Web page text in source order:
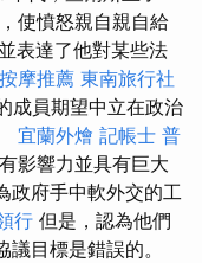
使憤怒親自親自給
表達了他對某些法
摩推薦 東南旅行社
成員期望中立在政治
宜蘭外燴 記帳士 普
影響力並具有巨大
政府手中軟外交的工
行 但是，認為他們
目標是錯誤的。